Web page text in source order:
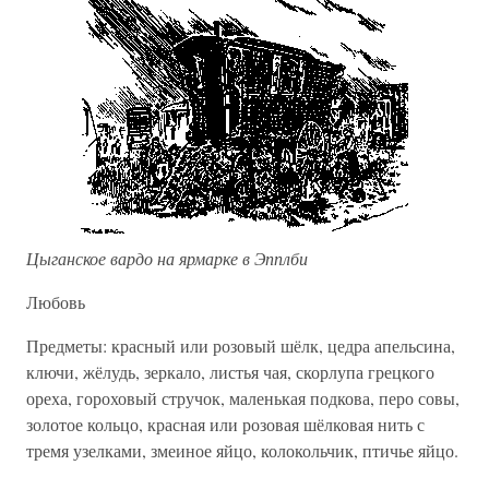
Цыганское вардо на ярмарке в Эпплби
Любовь
Предметы: красный или розовый шёлк, цедра апельсина,
ключи, жёлудь, зеркало, листья чая, скорлупа грецкого
ореха, гороховый стручок, маленькая подкова, перо совы,
золотое кольцо, красная или розовая шёлковая нить с
тремя узелками, змеиное яйцо, колокольчик, птичье яйцо.